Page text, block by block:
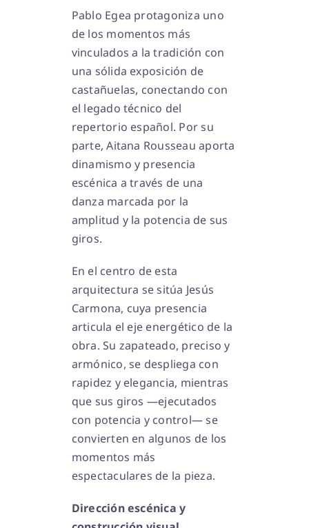
Pablo Egea protagoniza uno
de los momentos más
vinculados a la tradición con
una sólida exposición de
castañuelas, conectando con
el legado técnico del
repertorio español. Por su
parte, Aitana Rousseau aporta
dinamismo y presencia
escénica a través de una
danza marcada por la
amplitud y la potencia de sus
giros.
En el centro de esta
arquitectura se sitúa Jesús
Carmona, cuya presencia
articula el eje energético de la
obra. Su zapateado, preciso y
armónico, se despliega con
rapidez y elegancia, mientras
que sus giros —ejecutados
con potencia y control— se
convierten en algunos de los
momentos más
espectaculares de la pieza.
Dirección escénica y